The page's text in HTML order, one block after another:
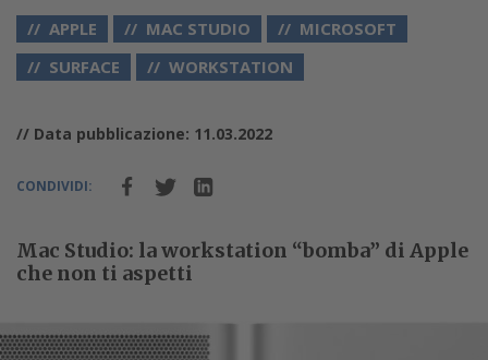
APPLE MAC STUDIO
MICROSOFT
SURFACE
WORKSTATION
// Data pubblicazione: 11.03.2022
CONDIVIDI:
Mac Studio: la workstation “bomba” di Apple
che non ti aspetti